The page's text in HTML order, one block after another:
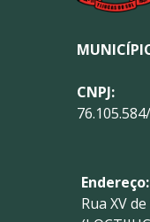
CNPJ:
Endereço:
Rua XV